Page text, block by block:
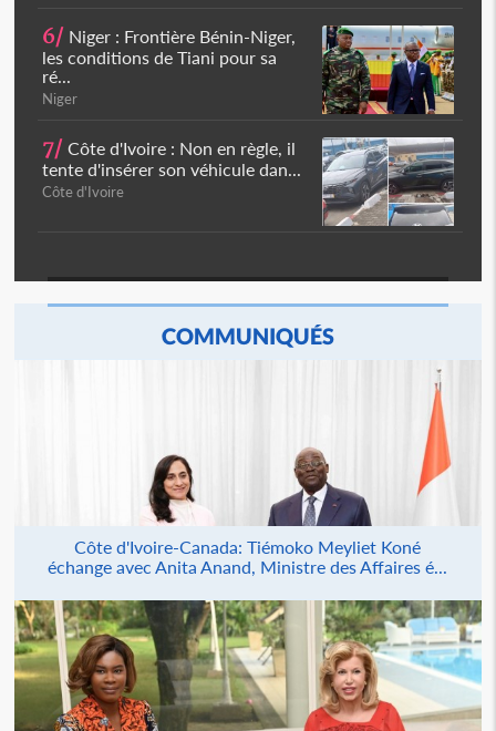
6/ Niger : Frontière Bénin-Niger,
les conditions de Tiani pour sa
ré...
Niger
7/ Côte d'Ivoire : Non en règle, il
tente d'insérer son véhicule dan...
Côte d'Ivoire
COMMUNIQUÉS
Côte d'Ivoire-Canada: Tiémoko Meyliet Koné
échange avec Anita Anand, Ministre des Affaires é...